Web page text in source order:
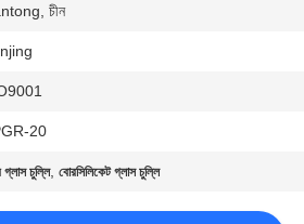
চীন
20
গ্লাস চুল্লি,বোরসিলিকেট গ্লাস চুল্লি